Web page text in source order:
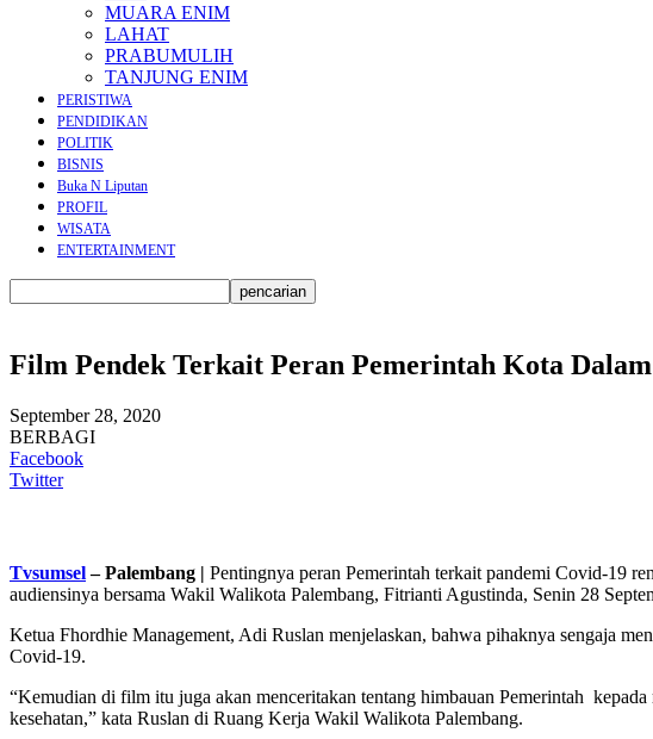
MUARA ENIM
LAHAT
PRABUMULIH
TANJUNG ENIM
PERISTIWA
PENDIDIKAN
POLITIK
BISNIS
Buka N Liputan
PROFIL
WISATA
ENTERTAINMENT
Film Pendek Terkait Peran Pemerintah Kota
September 28, 2020
BERBAGI
Facebook
Twitter
Tvsumsel– Palembang | Pentingnya peran Pemerintah terkait pandemi Covid-19
audiensinya bersama Wakil Walikota Palembang, Fitrianti Agustinda, Senin 28
Ketua Fhordhie Management, Adi Ruslan menjelaskan, bahwa pihaknya sengaja
Covid-19.
“Kemudian di film itu juga akan menceritakan tentang himbauan Pemerintah
kesehatan,” kata Ruslan di Ruang Kerja Wakil Walikota Palembang.